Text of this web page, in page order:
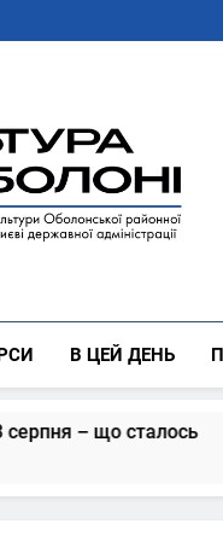
В ЦЕЙ ДЕНЬ
В цей день: